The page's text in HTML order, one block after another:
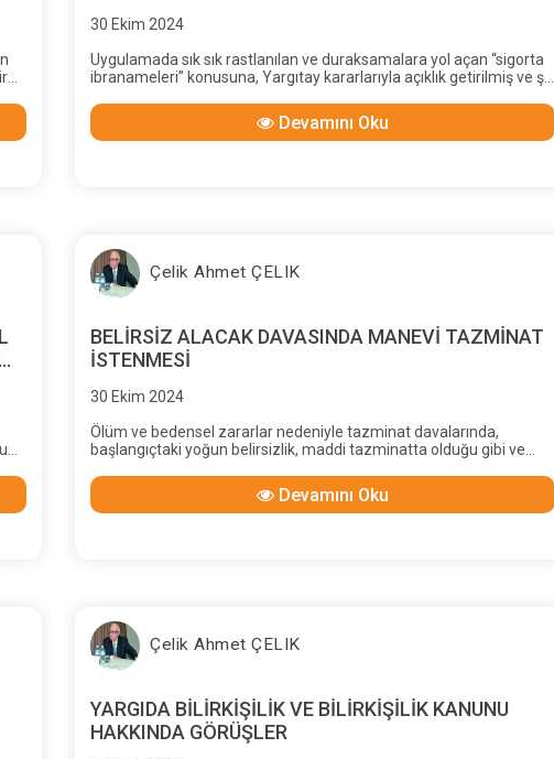
nin
30 Ekim 2024
Uygulamada sık sık rastlanılan ve duraksamalara yol açan “sigorta
ibranameleri” konusuna, Yargıtay kararlarıyla açıklık getirilmiş ve şu
Devamını Oku
Çelik Ahmet ÇELIK
BELİRSİZ ALACAK DAVASINDA MANEVİ TAZMİNAT
İSTENMESİ
30 Ekim 2024
Ölüm ve bedensel zararlar nedeniyle tazminat davalarında,
başlangıçtaki yoğun belirsizlik, maddi tazminatta olduğu gibi ve
tazminat, maddi tazminat gibi hesaplanamadığı için, istek tutarı
hakim tarafından takdir edilmekte; bu takdirin kesin bir sınırı
Devamını Oku
Çelik Ahmet ÇELIK
YARGIDA BİLİRKİŞİLİK VE BİLİRKİŞİLİK KANUNU
HAKKINDA GÖRÜŞLER